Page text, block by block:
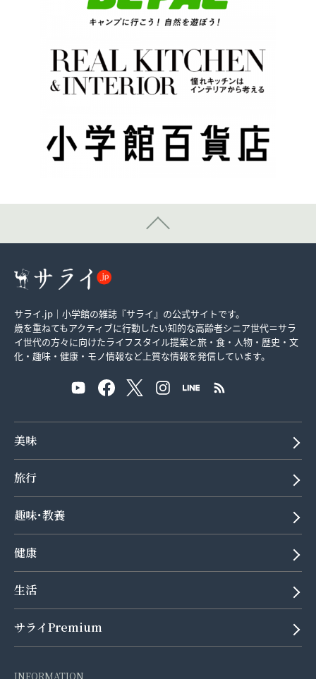
サライ.jp｜小学館の雑誌『サライ』の公式サイトです。
歳を重ねてもアクティブに行動したい知的な高齢者シニア世代＝サラ
イ世代の方々に向けたライフスタイル提案と旅・食・人物・歴史・文
化・趣味・健康・モノ情報など上質な情報を発信しています。
美味
旅行
趣味･教養
健康
生活
サライPremium
INFORMATION